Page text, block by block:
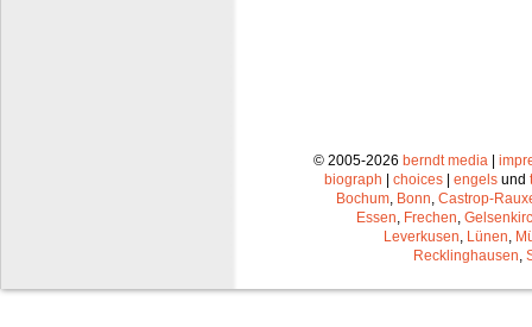
© 2005-2026 berndt media |
biograph | choices | engels und
Bochum Bonn Castrop-
Essen Frechen
Leverkusen Lünen
Recklinghausen